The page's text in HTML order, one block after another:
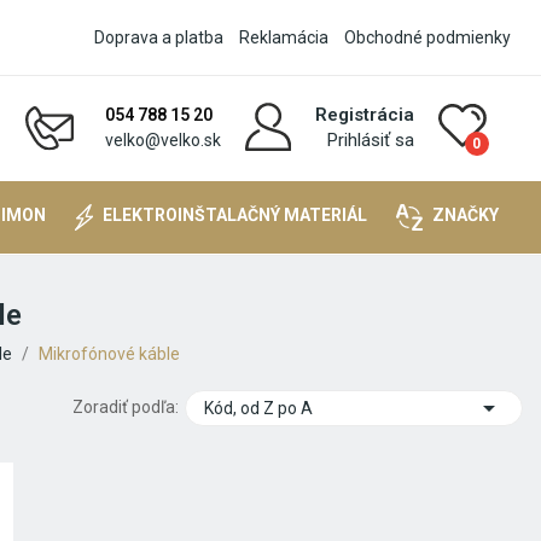
Doprava a platba Reklamácia Obchodné podmienky
054 788 15 20
velko@velko.sk
Registrácia
Prihlásiť sa
0
ELEKTROINŠTALAČNÝ MATERIÁL ZNAČKY
Mikrofónové káble
Zoradiť podľa: Kód, od Z po A 